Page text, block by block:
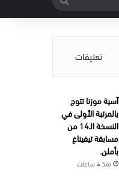
عن
تعليقات
آسية موزنا تتوج
بالمرتبة الأولى في
النسخة الـ14 من
مسابقة تيفيناغ
بأملن.
منذ 4 ساعات